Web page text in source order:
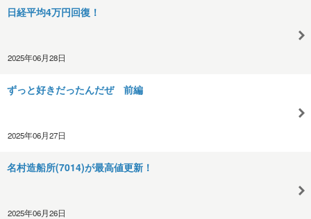
日経平均4万円回復！
2025年06月28日
ずっと好きだったんだぜ 前編
2025年06月27日
名村造船所(7014)が最高値更新！
2025年06月26日